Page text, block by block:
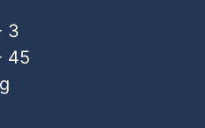
3
45